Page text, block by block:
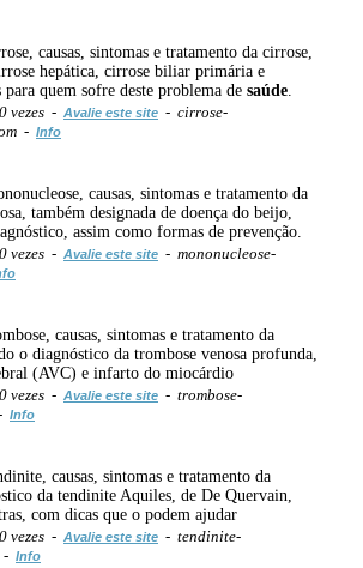
causas, sintomas e tratamento da cirrose,
hepática, cirrose biliar primária e
quem sofre deste problema de saúde
vezes - Avalie este site - cirrose-
- Info
causas, sintomas e tratamento da
também designada de doença do beijo,
assim como formas de prevenção.
vezes - Avalie este site - mononucleose-
causas, sintomas e tratamento da
o diagnóstico da trombose venosa profunda,
(AVC) e infarto do miocárdio
vezes - Avalie este site - trombose-
Info
causas, sintomas e tratamento da
da tendinite Aquiles, de De Quervain,
com dicas que o podem ajudar
vezes - Avalie este site - tendinite-
- Info